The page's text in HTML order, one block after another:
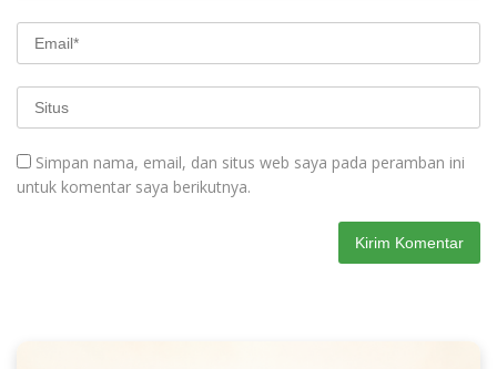
Simpan nama, email, dan situs web saya pada peramban ini
untuk komentar saya berikutnya.